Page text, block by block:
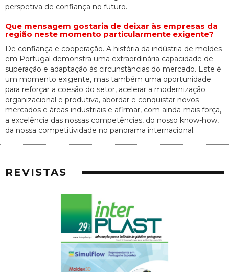
perspetiva de confiança no futuro.
Que mensagem gostaria de deixar às empresas da
região neste momento particularmente exigente?
De confiança e cooperação. A história da indústria de moldes
em Portugal demonstra uma extraordinária capacidade de
superação e adaptação às circunstâncias do mercado. Este é
um momento exigente, mas também uma oportunidade
para reforçar a coesão do setor, acelerar a modernização
organizacional e produtiva, abordar e conquistar novos
mercados e áreas industriais e afirmar, com ainda mais força,
a excelência das nossas competências, do nosso know-how,
da nossa competitividade no panorama internacional.
REVISTAS